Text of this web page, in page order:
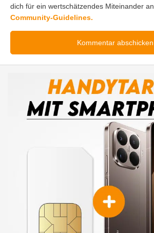
dich für ein wertschätzendes Miteinander an
Community-Guidelines.